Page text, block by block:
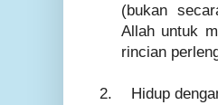
(bukan
Allah untuk
rincian
2.
Hidup